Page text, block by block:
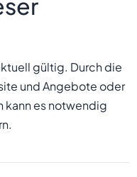
gültig. Durch die
und Angebote oder
kann es notwendig